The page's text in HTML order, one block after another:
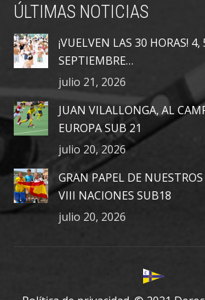
opens
in
new
window
opens
in
new
window
opens
new
window
ÚLTIMAS NOTICIAS
¡VUELVEN LAS 30 HORAS! 4,
SEPTIEMBRE…
julio 21, 2026
JUAN VILALLONGA, AL
EUROPA SUB 21
julio 20, 2026
GRAN PAPEL DE
VIII NACIONES SUB18
julio 20, 2026